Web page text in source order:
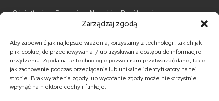
Zarządzaj zgodą
Aby zapewnić jak najlepsze wrażenia, korzystamy z technologii, takich jak
pliki cookie, do przechowywania i/lub uzyskiwania dostępu do informacji o
urządzeniu. Zgoda na te technologie pozwoli nam przetwarzać dane, takie
jak zachowanie podczas przeglądania lub unikalne identyfikatory na tej
stronie. Brak wyrażenia zgody lub wycofanie zgody może niekorzystnie
wpłynąć na niektóre cechy i funkcje.
Oświetlenie Promocje Nowości Barki kolonialne
Komody kolonialne Krzesła kolonialne
Kufry indyjskie Ławki kolonialne Łóżka kolonialne
Parawany kolonialne Półki kolonialne Regały kolonialne
Stojaki na CD Stoliki kawowe Stoliki nocne